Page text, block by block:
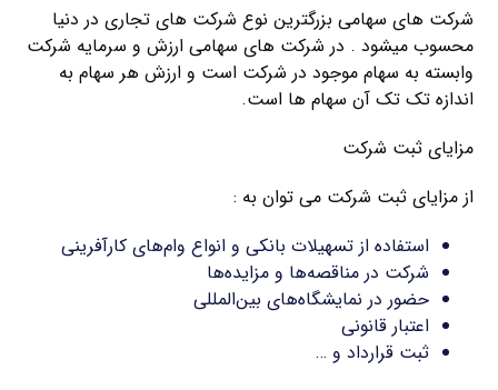
شرکت های سهامی بزرگترین نوع شرکت های تجاری در دنیا
محسوب میشود . در شرکت های سهامی ارزش و سرمایه شرکت
وابسته به سهام موجود در شرکت است و ارزش هر سهام به
اندازه تک تک آن سهام ها است.
مزایای ثبت شرکت
از مزایای ثبت شرکت می توان به :
استفاده از تسهیلات بانکی و انواع وام‌های کارآفرینی
شرکت در مناقصه‌ها و مزایده‌ها
حضور در نمایشگاه‌های بین‌المللی
اعتبار قانونی
ثبت قرارداد و …